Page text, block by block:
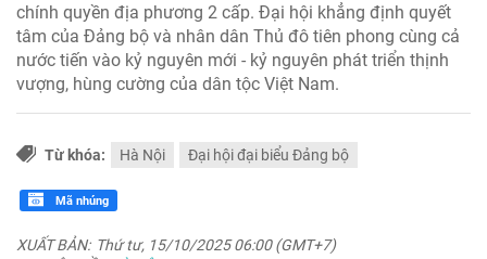
chính quyền địa phương 2 cấp. Đại hội khẳng định quyết
tâm của Đảng bộ và nhân dân Thủ đô tiên phong cùng cả
nước tiến vào kỷ nguyên mới - kỷ nguyên phát triển thịnh
vượng, hùng cường của dân tộc Việt Nam.
Từ khóa: Hà Nội Đại hội đại biểu Đảng bộ
Mã nhúng
XUẤT BẢN: Thứ tư, 15/10/2025 06:00 (GMT+7)